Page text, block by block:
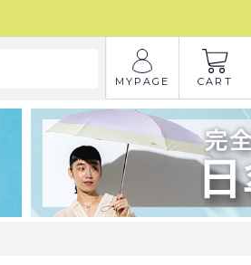
MYPAGE CART